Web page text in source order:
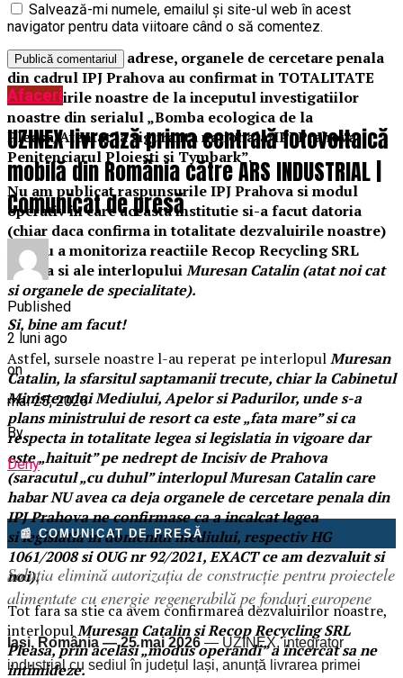
Prin aceste doua adrese, organele de cercetare penala
din cadrul IPJ Prahova au confirmat in TOTALITATE
dezvaluirile noastre de la inceputul investigatiilor
noastre din serialul „Bomba ecologica de la
Pleasa/Atentat la siguranta nationala/IPJ Prahova,
Penitenciarul Ploiesti si Tymbark”.
Nu am publicat raspunsurile IPJ Prahova si modul
operativ in care aceasta institutie si-a facut datoria
(chiar daca confirma in totalitate dezvaluirile noastre)
pentru a monitoriza reactiile Recop Recycling SRL
Pleasa si ale interlopuluiMuresan Catalin (atat noi cat
si organele de specialitate).
Si, bine am facut!
Astfel, sursele noastre l-au reperat pe interlopulMuresan
Catalin, la sfarsitul saptamanii trecute, chiar la Cabinetul
Ministerului Mediului, Apelor si Padurilor, unde s-a
plans ministrului de resort ca este „fata mare” si ca
respecta in totalitate legea si legislatia in vigoare dar
este „haituit” pe nedrept de Incisiv de Prahova
(saracutul „cu duhul” interlopul Muresan Catalin care
habar NU avea ca deja organele de cercetare penala din
IPJ Prahova ne confirmase ca a incalcat legea
si legislatia in domeniul mediului, respectiv HG
1061/2008 si OUG nr 92/2021, EXACT ce am dezvaluit si
noi).
Tot fara sa stie ca avem confirmarea dezvaluirilor noastre,
interlopulMuresan Catalin si Recop Recycling SRL
Pleasa, prin acelasi „modus operandi” a incercat sa ne
intimideze.
Salvează-mi numele, emailul și site-ul web în acest
navigator pentru data viitoare când o să comentez.
Afaceri
UZINEX livrează prima centrală fotovoltaică
mobilă din România către ARS INDUSTRIAL |
Comunicat de presă
Published
2 luni ago
on
mai 25, 2026
By
Deny
📰 COMUNICAT DE PRESĂ
Soluția elimină autorizația de construcție pentru proiectele
alimentate cu energie regenerabilă pe fonduri europene
Iași, România — 25 mai 2026 — UZINEX, integrator
industrial cu sediul în județul Iași, anunță livrarea primei